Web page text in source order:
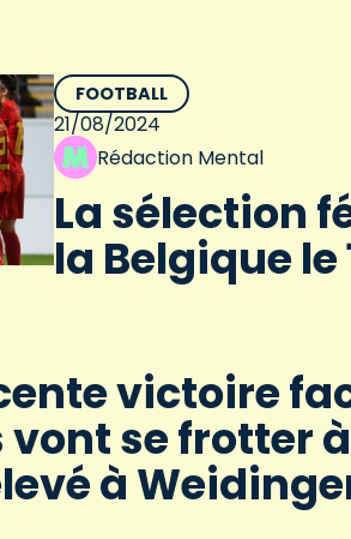
FOOTBALL
21/08/2024
Rédaction Mental
La sélection
la Belgique le
victoire
se frotter
à